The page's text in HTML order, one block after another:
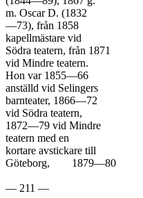
m. Oscar D. (1832
—73), från 1858
kapellmästare vid
Södra teatern, från 1871
vid Mindre teatern.
Hon var 1855—66
anställd vid Selingers
barnteater, 1866—72
vid Södra teatern,
1872—79 vid Mindre
teatern med en
kortare avstickare till
Göteborg,	1879—80
— 211 —